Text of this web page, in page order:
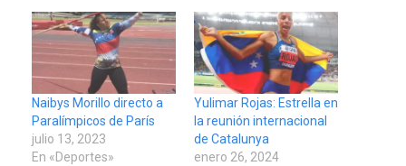
Naibys Morillo directo a
Paralímpicos de París
julio 13, 2023
En «Deportes»
Yulimar Rojas: Estrella en
la reunión internacional
de Catalunya
enero 26, 2024